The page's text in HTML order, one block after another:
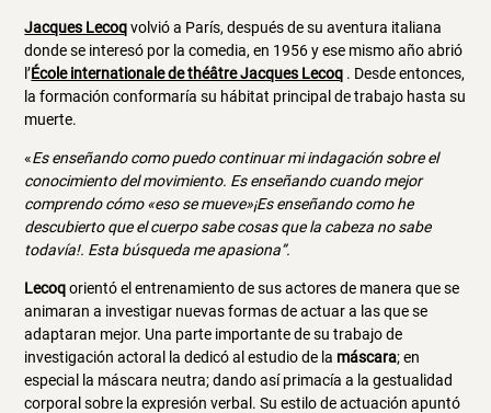
Jacques Lecoqvolvió a París, después de su aventura italiana
donde se interesó por la comedia, en 1956 y ese mismo año abrió
l’École internationale de théâtre Jacques Lecoq . Desde entonces,
la formación conformaría su hábitat principal de trabajo hasta su
muerte.
«Es enseñando como puedo continuar mi indagación sobre el
conocimiento del movimiento. Es enseñando cuando mejor
comprendo cómo «eso se mueve»¡Es enseñando como he
descubierto que el cuerpo sabe cosas que la cabeza no sabe
todavía!. Esta búsqueda me apasiona”.
Lecoqorientó el entrenamiento de sus actores de manera que se
animaran a investigar nuevas formas de actuar a las que se
adaptaran mejor. Una parte importante de su trabajo de
investigación actoral la dedicó al estudio de la máscara; en
especial la máscara neutra; dando así primacía a la gestualidad
corporal sobre la expresión verbal. Su estilo de actuación apuntó